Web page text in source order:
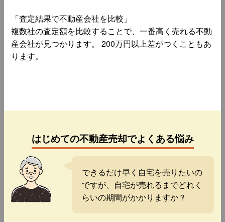
「査定結果で不動産会社を比較」
複数社の査定額を比較することで、一番高く売れる不動
産会社が見つかります。 200万円以上差がつくこともあ
ります。
はじめての不動産売却でよくある悩み
できるだけ早く自宅を売りたいの
ですが、自宅が売れるまでどれく
らいの期間がかかりますか？